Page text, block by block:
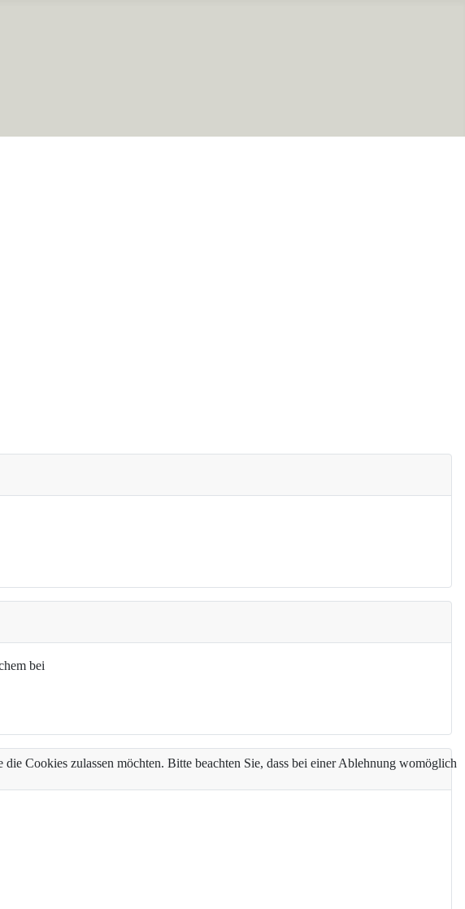
bei
Cookies zulassen möchten. Bitte beachten Sie, dass bei einer Ablehnung womöglich